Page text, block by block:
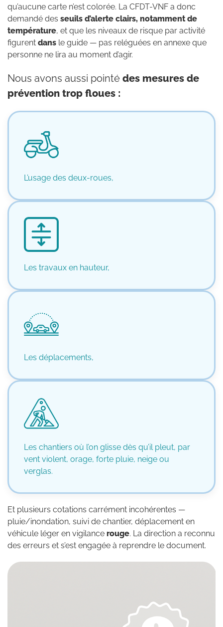
qu’aucune carte n’est colorée. La CFDT-VNF a donc
demandé des seuils d’alerte clairs, notamment de
température, et que les niveaux de risque par activité
figurent dans le guide — pas reléguées en annexe que
personne ne lira au moment d’agir.
Nous avons aussi pointé des mesures de
prévention trop floues :
L’usage des deux-roues,
Les travaux en hauteur,
Les déplacements,
Les chantiers où l’on glisse dès qu’il pleut, par
vent violent, orage, forte pluie, neige ou
verglas.
Et plusieurs cotations carrément incohérentes —
pluie/inondation, suivi de chantier, déplacement en
véhicule léger en vigilance rouge. La direction a reconnu
des erreurs et s’est engagée à reprendre le document.